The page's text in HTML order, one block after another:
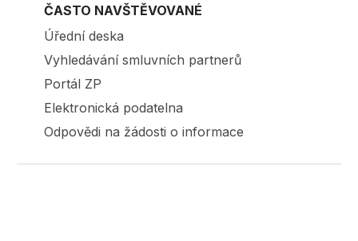
ČASTO NAVŠTĚVOVANÉ
Úřední deska
Vyhledávání smluvních partnerů
Portál ZP
Elektronická podatelna
Odpovědi na žádosti o informace